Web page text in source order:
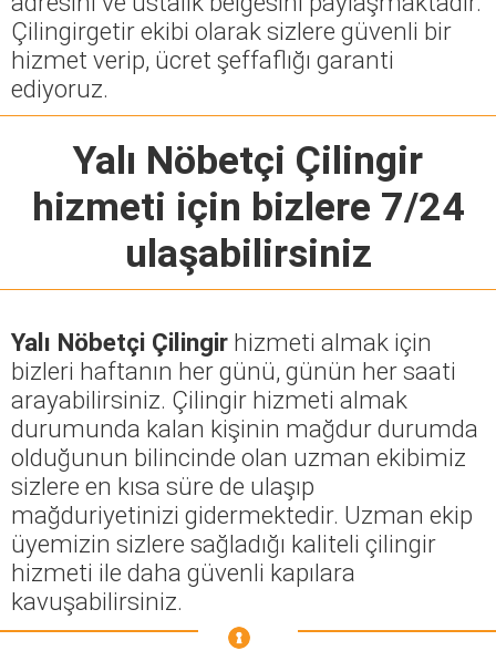
Çilingirgetir ekibi olarak sizlere güvenli bir
hizmet verip, ücret şeffaflığı garanti
ediyoruz.
Yalı Nöbetçi Çilingir
hizmeti için bizlere 7/24
ulaşabilirsiniz
Yalı Nöbetçi Çilingir hizmeti almak için
bizleri haftanın her günü, günün her saati
arayabilirsiniz. Çilingir hizmeti almak
durumunda kalan kişinin mağdur durumda
olduğunun bilincinde olan uzman ekibimiz
sizlere en kısa süre de ulaşıp
mağduriyetinizi gidermektedir. Uzman ekip
üyemizin sizlere sağladığı kaliteli çilingir
hizmeti ile daha güvenli kapılara
kavuşabilirsiniz.